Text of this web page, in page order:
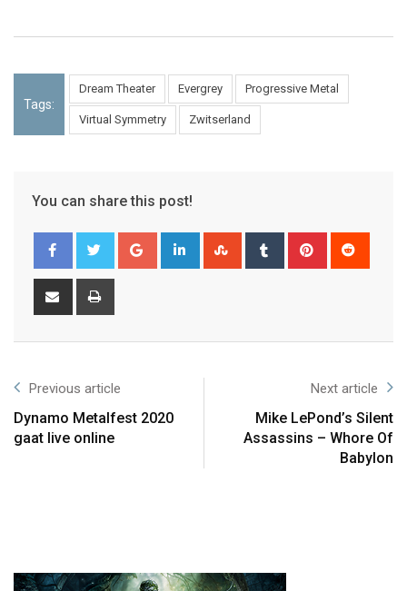
Tags:
Dream Theater Evergrey Progressive Metal
Virtual Symmetry Zwitserland
You can share this post!
Previous article
Dynamo Metalfest 2020
gaat live online
Next article
Mike LePond’s Silent
Assassins – Whore Of
Babylon